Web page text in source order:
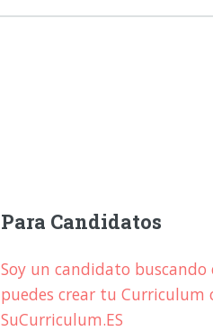
Para Candidatos
Soy un candidato buscando
puedes crear tu Curriculum
SuCurriculum.ES